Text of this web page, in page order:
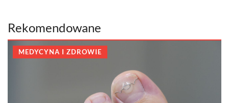
Rekomendowane
MEDYCYNA I ZDROWIE